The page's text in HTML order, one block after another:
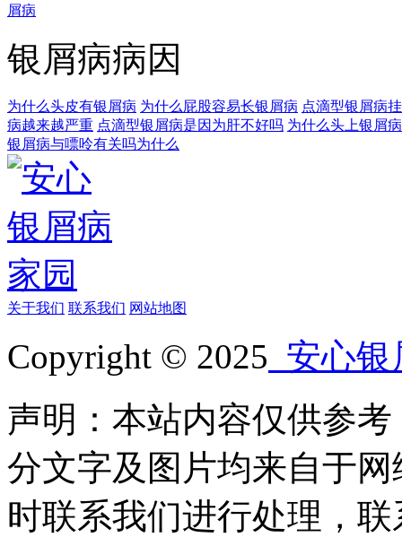
屑病
银屑病病因
为什么头皮有银屑病 为什么屁股容易长银屑病 点滴型银屑病
病越来越严重 点滴型银屑病是因为肝不好吗 为什么头上银屑
银屑病与嘌呤有关吗为什么
关于我们 联系我们 网站地图
Copyright © 2025 安心银
声明：本站内容仅供参
分文字及图片均来自于
时联系我们进行处理，